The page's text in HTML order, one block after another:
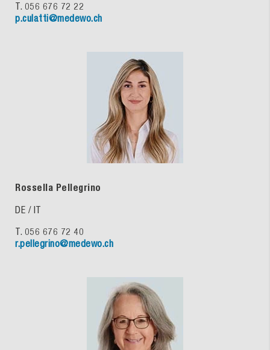
T. 056 676 72 22
p.culatti@medewo.ch
Rossella Pellegrino
DE / IT
T. 056 676 72 40
r.pellegrino@medewo.ch